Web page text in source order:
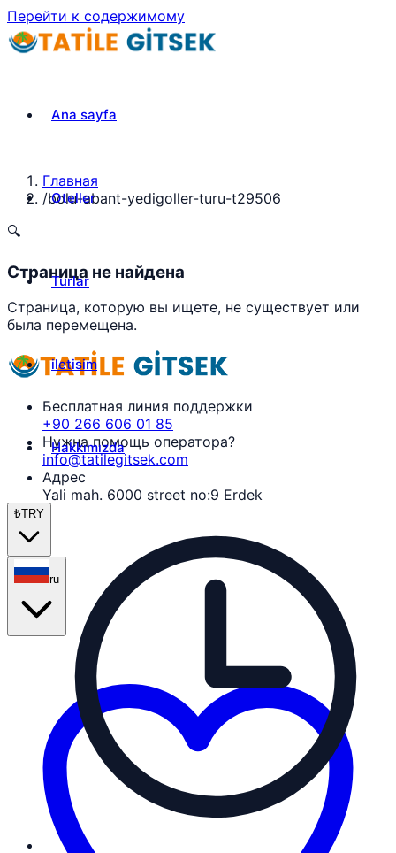
Перейти к содержимому
Ana sayfa
Oteller
Turlar
iletisim
Hakkımızda
₺TRY
ru
Главная
/bolu-abant-yedigoller-turu-t29506
🔍
Страница не найдена
Страница, которую вы ищете, не существует или
была перемещена.
Бесплатная линия поддержки
+90 266 606 01 85
Нужна помощь оператора?
info@tatilegitsek.com
Адрес
Yali mah. 6000 street no:9 Erdek